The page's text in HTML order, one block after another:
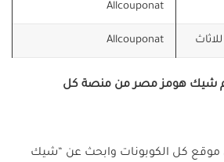
Allcouponat
Allcouponat
شيك هومز مصر من منصة كل
موقع كل الكوبونات وابحث عن “شيك